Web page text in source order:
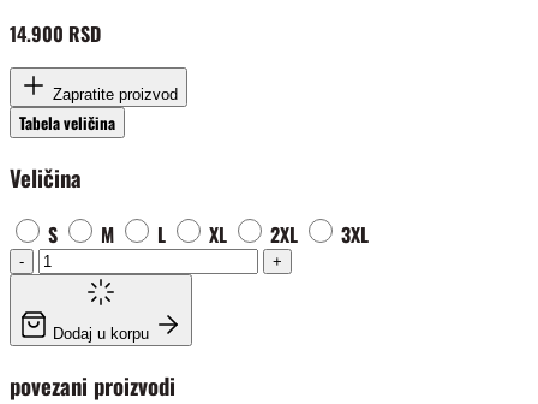
14.900 RSD
Zapratite proizvod
Tabela veličina
Veličina
S M L XL 2XL 3XL
- +
Dodaj u korpu
povezani proizvodi